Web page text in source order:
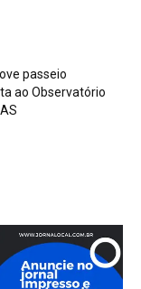
passeio
ao Observatório